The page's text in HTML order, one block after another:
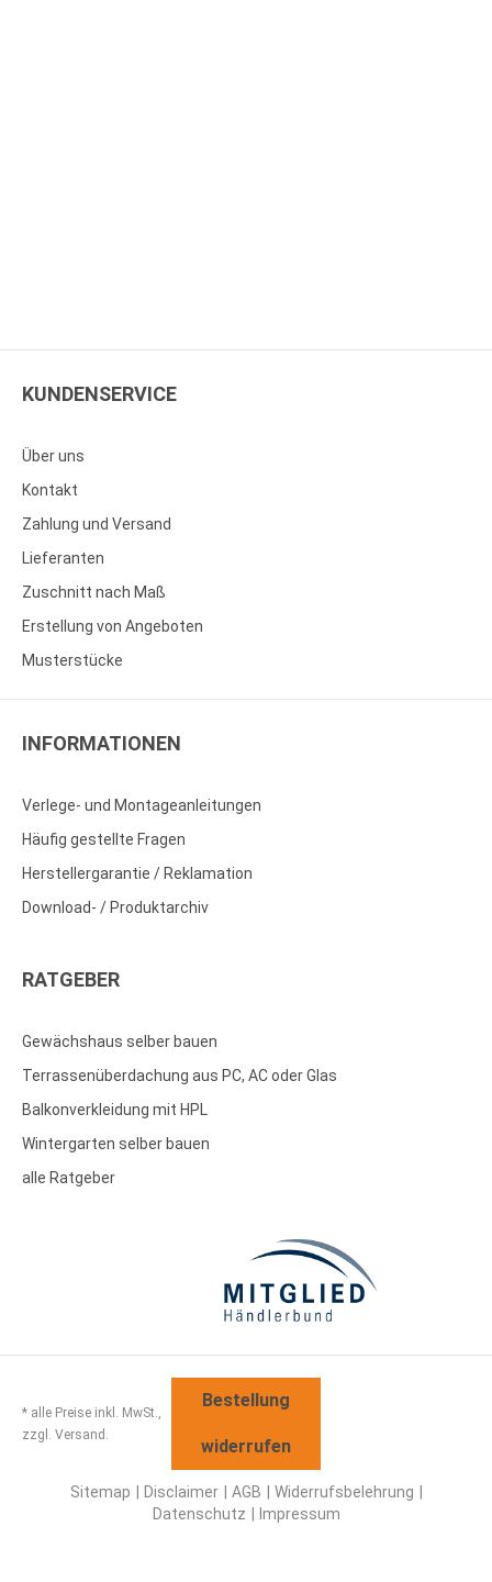
KUNDENSERVICE
Über uns
Kontakt
Zahlung und Versand
Lieferanten
Zuschnitt nach Maß
Erstellung von Angeboten
Musterstücke
INFORMATIONEN
Verlege- und Montageanleitungen
Häufig gestellte Fragen
Herstellergarantie / Reklamation
Download- / Produktarchiv
RATGEBER
Gewächshaus selber bauen
Terrassenüberdachung aus PC, AC oder Glas
Balkonverkleidung mit HPL
Wintergarten selber bauen
alle Ratgeber
* alle Preise inkl. MwSt.,
zzgl. Versand.
Bestellung
widerrufen
Sitemap Disclaimer AGB
Widerrufsbelehrung
Datenschutz
Impressum